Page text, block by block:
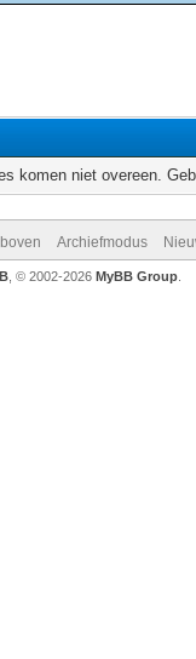
komen niet overeen.
Archiefmodus
, © 2002-2026 MyBB Group